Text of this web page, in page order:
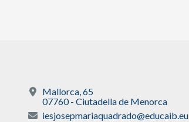
Mallorca, 65
07760 - Ciutadella de Menorca
iesjosepmariaquadrado@educaib.eu